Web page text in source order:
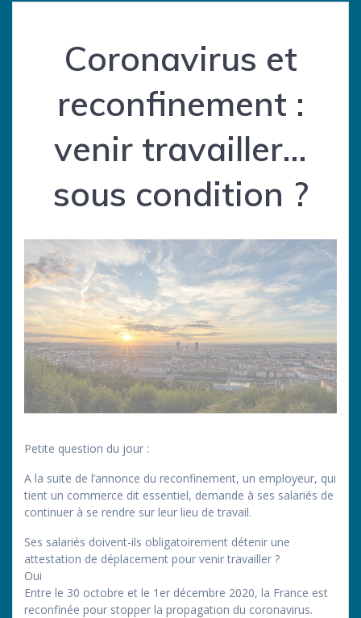
Coronavirus et
reconfinement :
venir travailler…
sous condition ?
Petite question du jour :
A la suite de l’annonce du reconfinement, un employeur, qui
tient un commerce dit essentiel, demande à ses salariés de
continuer à se rendre sur leur lieu de travail.
Ses salariés doivent-ils obligatoirement détenir une
attestation de déplacement pour venir travailler ?
Oui
Entre le 30 octobre et le 1er décembre 2020, la France est
reconfinée pour stopper la propagation du coronavirus.